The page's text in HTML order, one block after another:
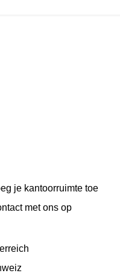
je kantoorruimte toe
met ons op